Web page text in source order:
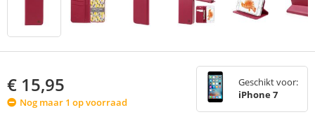
€ 15,95
Nog maar 1 op voorraad
Geschikt voor:
iPhone 7